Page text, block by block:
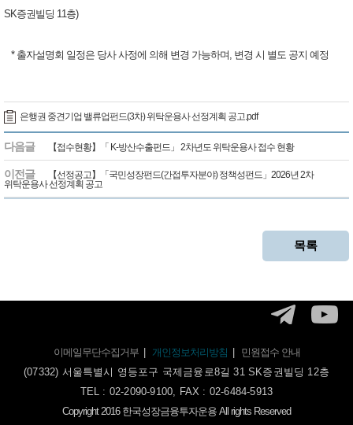
SK증권빌딩 11층)
* 출자설명회 일정은 당사 사정에 의해 변경 가능하며, 변경 시 별도 공지 예정 ​​
은행권 중견기업 밸류업펀드(3차) 위탁운용사 선정계획 공고.pdf
다음글 【접수현황】「 K-방산수출펀드」 2차년도 위탁운용사 접수 현황
이전글
【선정공고】「국민성장펀드(간접투자분야) 정책성펀드」2026년 2차
위탁운용사 선정계획 공고
목록
이메일무단수집거부| 개인정보처리방침
민원접수 안내
(07332) 서울특별시 영등포구 국제금융로8길 31 SK증권빌딩 12층
TEL : 02-2090-9100, FAX : 02-6484-5913
Copyright 2016 한국성장금융투자운용 All rights Reserved